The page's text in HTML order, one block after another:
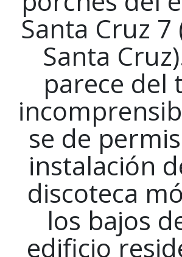
Santa Cruz 7
Santa
parece del
se de
instalación
discoteca
los bajos
edificio